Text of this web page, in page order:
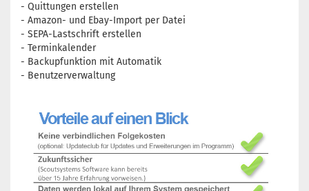
- Quittungen erstellen
- Amazon- und Ebay-Import per Datei
- SEPA-Lastschrift erstellen
- Terminkalender
- Backupfunktion mit Automatik
- Benutzerverwaltung